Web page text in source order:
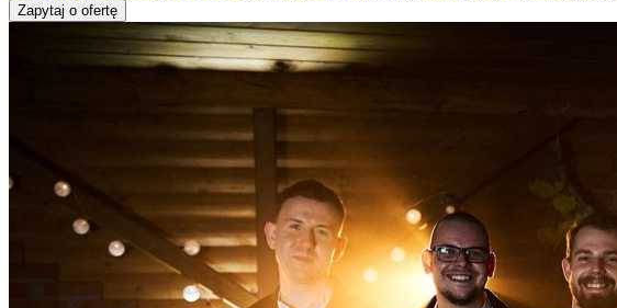
Zapytaj o ofertę